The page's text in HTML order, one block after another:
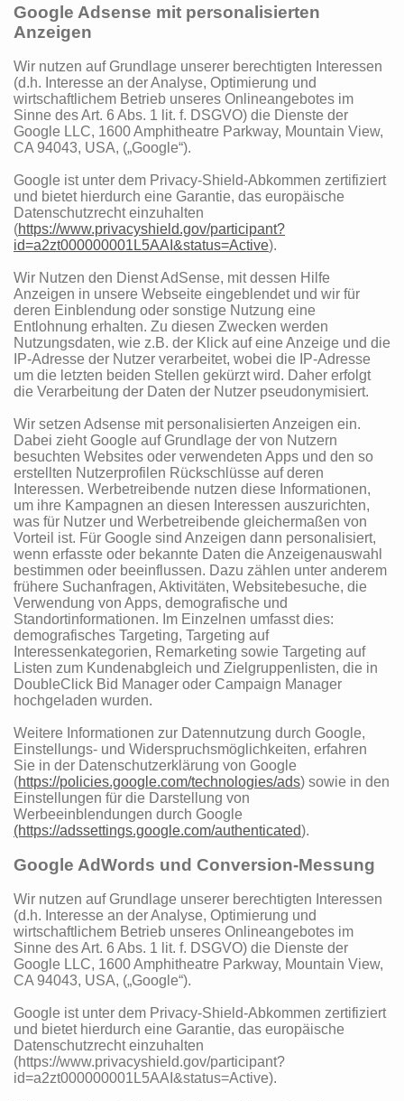
Google Adsense mit personalisierten
Anzeigen
Wir nutzen auf Grundlage unserer berechtigten Interessen
(d.h. Interesse an der Analyse, Optimierung und
wirtschaftlichem Betrieb unseres Onlineangebotes im
Sinne des Art. 6 Abs. 1 lit. f. DSGVO) die Dienste der
Google LLC, 1600 Amphitheatre Parkway, Mountain View,
CA 94043, USA, („Google“).
Google ist unter dem Privacy-Shield-Abkommen zertifiziert
und bietet hierdurch eine Garantie, das europäische
Datenschutzrecht einzuhalten
(https://www.privacyshield.gov/participant?
id=a2zt000000001L5AAI&status=Active).
Wir Nutzen den Dienst AdSense, mit dessen Hilfe
Anzeigen in unsere Webseite eingeblendet und wir für
deren Einblendung oder sonstige Nutzung eine
Entlohnung erhalten. Zu diesen Zwecken werden
Nutzungsdaten, wie z.B. der Klick auf eine Anzeige und die
IP-Adresse der Nutzer verarbeitet, wobei die IP-Adresse
um die letzten beiden Stellen gekürzt wird. Daher erfolgt
die Verarbeitung der Daten der Nutzer pseudonymisiert.
Wir setzen Adsense mit personalisierten Anzeigen ein.
Dabei zieht Google auf Grundlage der von Nutzern
besuchten Websites oder verwendeten Apps und den so
erstellten Nutzerprofilen Rückschlüsse auf deren
Interessen. Werbetreibende nutzen diese Informationen,
um ihre Kampagnen an diesen Interessen auszurichten,
was für Nutzer und Werbetreibende gleichermaßen von
Vorteil ist. Für Google sind Anzeigen dann personalisiert,
wenn erfasste oder bekannte Daten die Anzeigenauswahl
bestimmen oder beeinflussen. Dazu zählen unter anderem
frühere Suchanfragen, Aktivitäten, Websitebesuche, die
Verwendung von Apps, demografische und
Standortinformationen. Im Einzelnen umfasst dies:
demografisches Targeting, Targeting auf
Interessenkategorien, Remarketing sowie Targeting auf
Listen zum Kundenabgleich und Zielgruppenlisten, die in
DoubleClick Bid Manager oder Campaign Manager
hochgeladen wurden.
Weitere Informationen zur Datennutzung durch Google,
Einstellungs- und Widerspruchsmöglichkeiten, erfahren
Sie in der Datenschutzerklärung von Google
(https://policies.google.com/technologies/ads) sowie in den
Einstellungen für die Darstellung von
Werbeeinblendungen durch Google
(https://adssettings.google.com/authenticated).
Google AdWords und Conversion-Messung
Wir nutzen auf Grundlage unserer berechtigten Interessen
(d.h. Interesse an der Analyse, Optimierung und
wirtschaftlichem Betrieb unseres Onlineangebotes im
Sinne des Art. 6 Abs. 1 lit. f. DSGVO) die Dienste der
Google LLC, 1600 Amphitheatre Parkway, Mountain View,
CA 94043, USA, („Google“).
Google ist unter dem Privacy-Shield-Abkommen zertifiziert
und bietet hierdurch eine Garantie, das europäische
Datenschutzrecht einzuhalten
(https://www.privacyshield.gov/participant?
id=a2zt000000001L5AAI&status=Active).